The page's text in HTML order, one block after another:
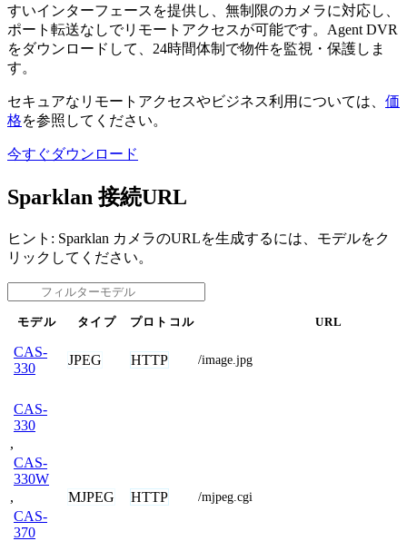
すいインターフェースを提供し、無制限のカメラに対応し、
ポート転送なしでリモートアクセスが可能です。Agent DVR
をダウンロードして、24時間体制で物件を監視・保護しま
す。
セキュアなリモートアクセスやビジネス利用については、 価
格を参照してください。
今すぐダウンロード
Sparklan 接続URL
ヒント: Sparklan カメラのURLを生成するには、モデルをク
リックしてください。
モデル タイプ プロトコル URL
CAS-
330
JPEG HTTP /image.jpg
CAS-
330
,
CAS-
330W
,
CAS-
370
MJPEG HTTP /mjpeg.cgi